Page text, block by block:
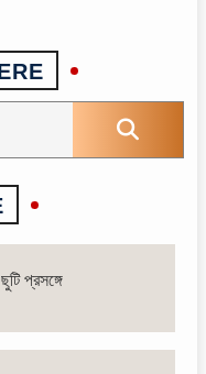
প্রসঙ্গে